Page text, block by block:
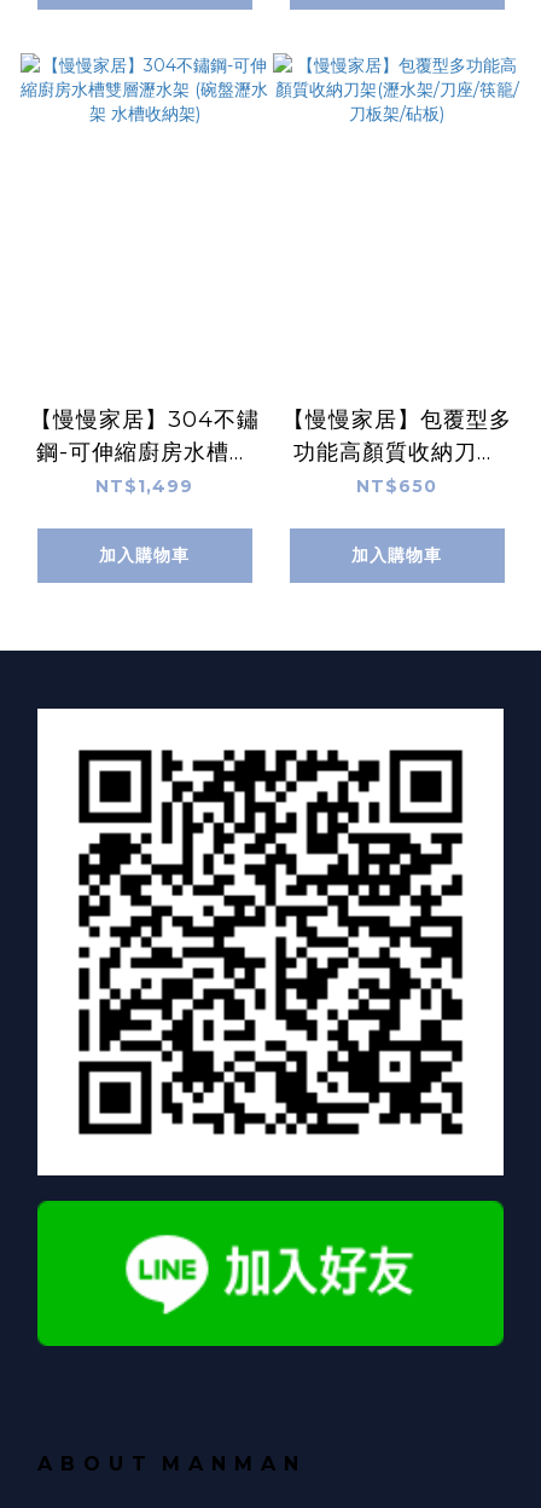
【慢慢家居】304不鏽
鋼-可伸縮廚房水槽雙
層瀝水架 (碗盤瀝水架
NT$1,499
加入購物車
【慢慢家居】包覆型多
功能高顏質收納刀架
(瀝水架/刀座/筷籠/刀
NT$650
加入購物車
A B O U T M A N M A N